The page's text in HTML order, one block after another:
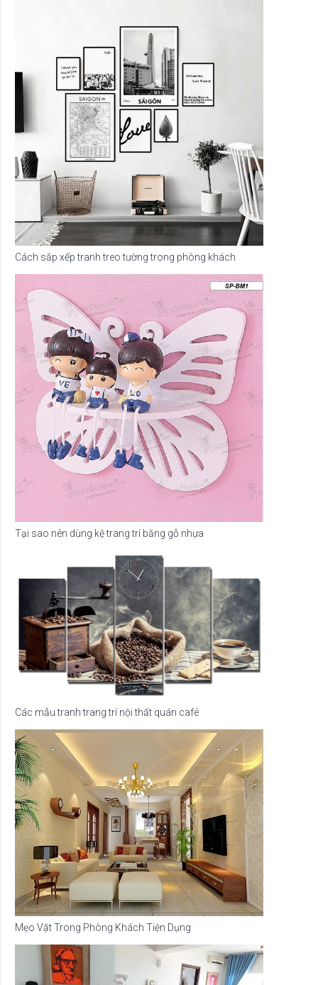
Cách sắp xếp tranh treo tường trong phòng khách
Tại sao nên dùng kệ trang trí bằng gỗ nhựa
Các mẫu tranh trang trí nội thất quán café
Mẹo Vặt Trong Phòng Khách Tiện Dụng